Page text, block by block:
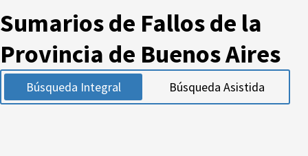
Sumarios de Fallos de la
Provincia de Buenos Aires
Búsqueda Integral Búsqueda Asistida